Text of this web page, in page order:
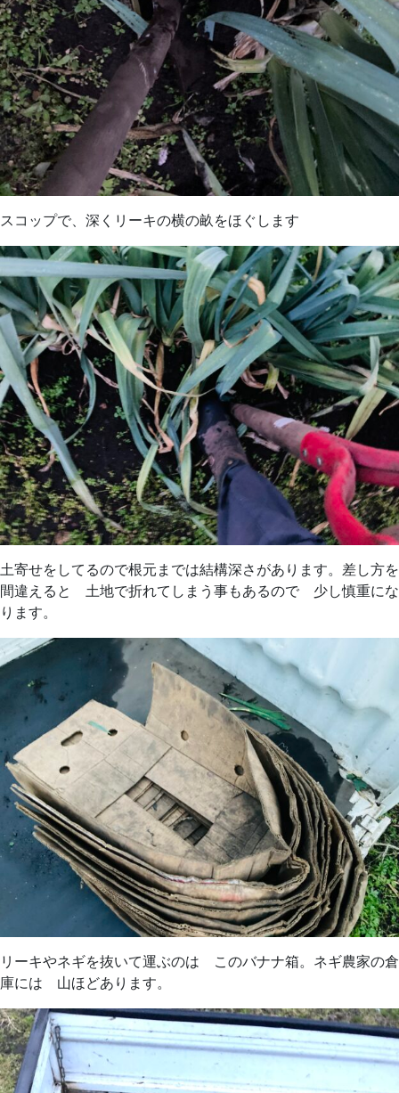
スコップで、深くリーキの横の畝をほぐします
土寄せをしてるので根元までは結構深さがあります。差し方を
間違えると 土地で折れてしまう事もあるので 少し慎重にな
ります。
リーキやネギを抜いて運ぶのは このバナナ箱。ネギ農家の倉
庫には 山ほどあります。